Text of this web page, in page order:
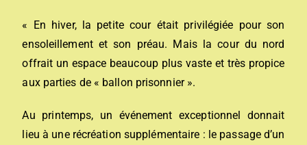
« En hiver, la petite cour était privilégiée pour son
ensoleillement et son préau. Mais la cour du nord
offrait un espace beaucoup plus vaste et très propice
aux parties de « ballon prisonnier ».
Au printemps, un événement exceptionnel donnait
lieu à une récréation supplémentaire : le passage d’un